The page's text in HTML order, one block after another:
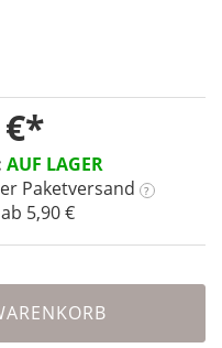
AUF LAGER
Paketversand ?
5,90 €